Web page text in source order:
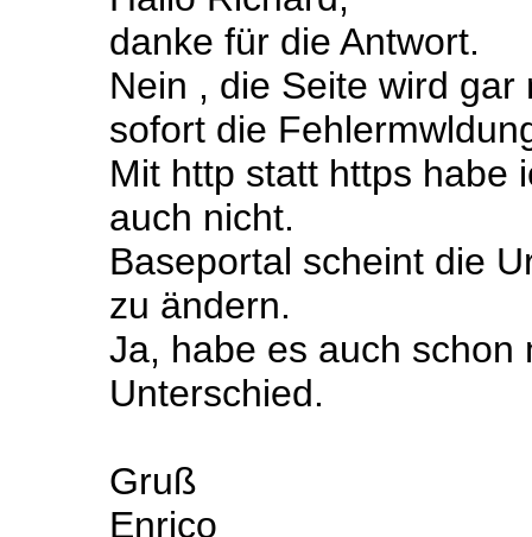
danke für die Antwort.
Nein , die Seite wird
sofort die
Mit http statt https habe
auch nicht.
Baseportal scheint die
zu ändern.
Ja, habe es auch schon
Unterschied.
Gruß
Enrico